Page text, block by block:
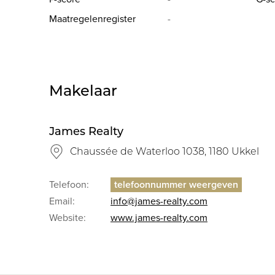
Deze informatie wordt louter ter informatie
Maatregelenregister
-
Makelaar
James Realty
Chaussée de Waterloo 1038, 1180 Ukkel
Telefoon:
Email:
info@james-realty.com
Website:
www.james-realty.com